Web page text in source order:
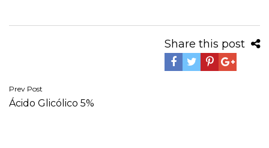
Share this post
Navegación
de
Prev Post
Ácido Glicólico 5%